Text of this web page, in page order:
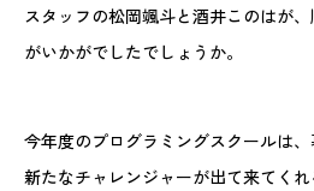
スタッフの松岡颯斗と酒井このはが
がいかがでしたでしょうか。
今年度のプログラミングスクールは
新たなチャレンジャーが出て来てく